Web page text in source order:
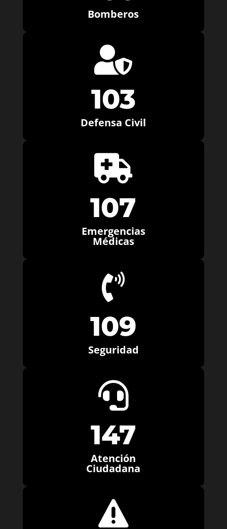
Bomberos

103
Defensa Civil

107
Emergencias
Médicas

109
Seguridad

147
Atención
Ciudadana
